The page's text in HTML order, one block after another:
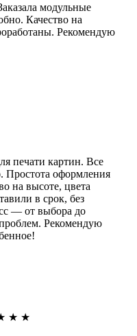
модульные
Качество на
Рекомендую
печати картин. Все
Простота оформления
на высоте, цвета
в срок, без
— от выбора до
Рекомендую
★ ★